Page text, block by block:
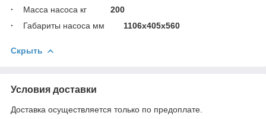
·
Масса насоса кг 200
·
Габариты насоса мм 1106х405х560
Скрыть
Условия доставки
Доставка осуществляется только по предоплате.